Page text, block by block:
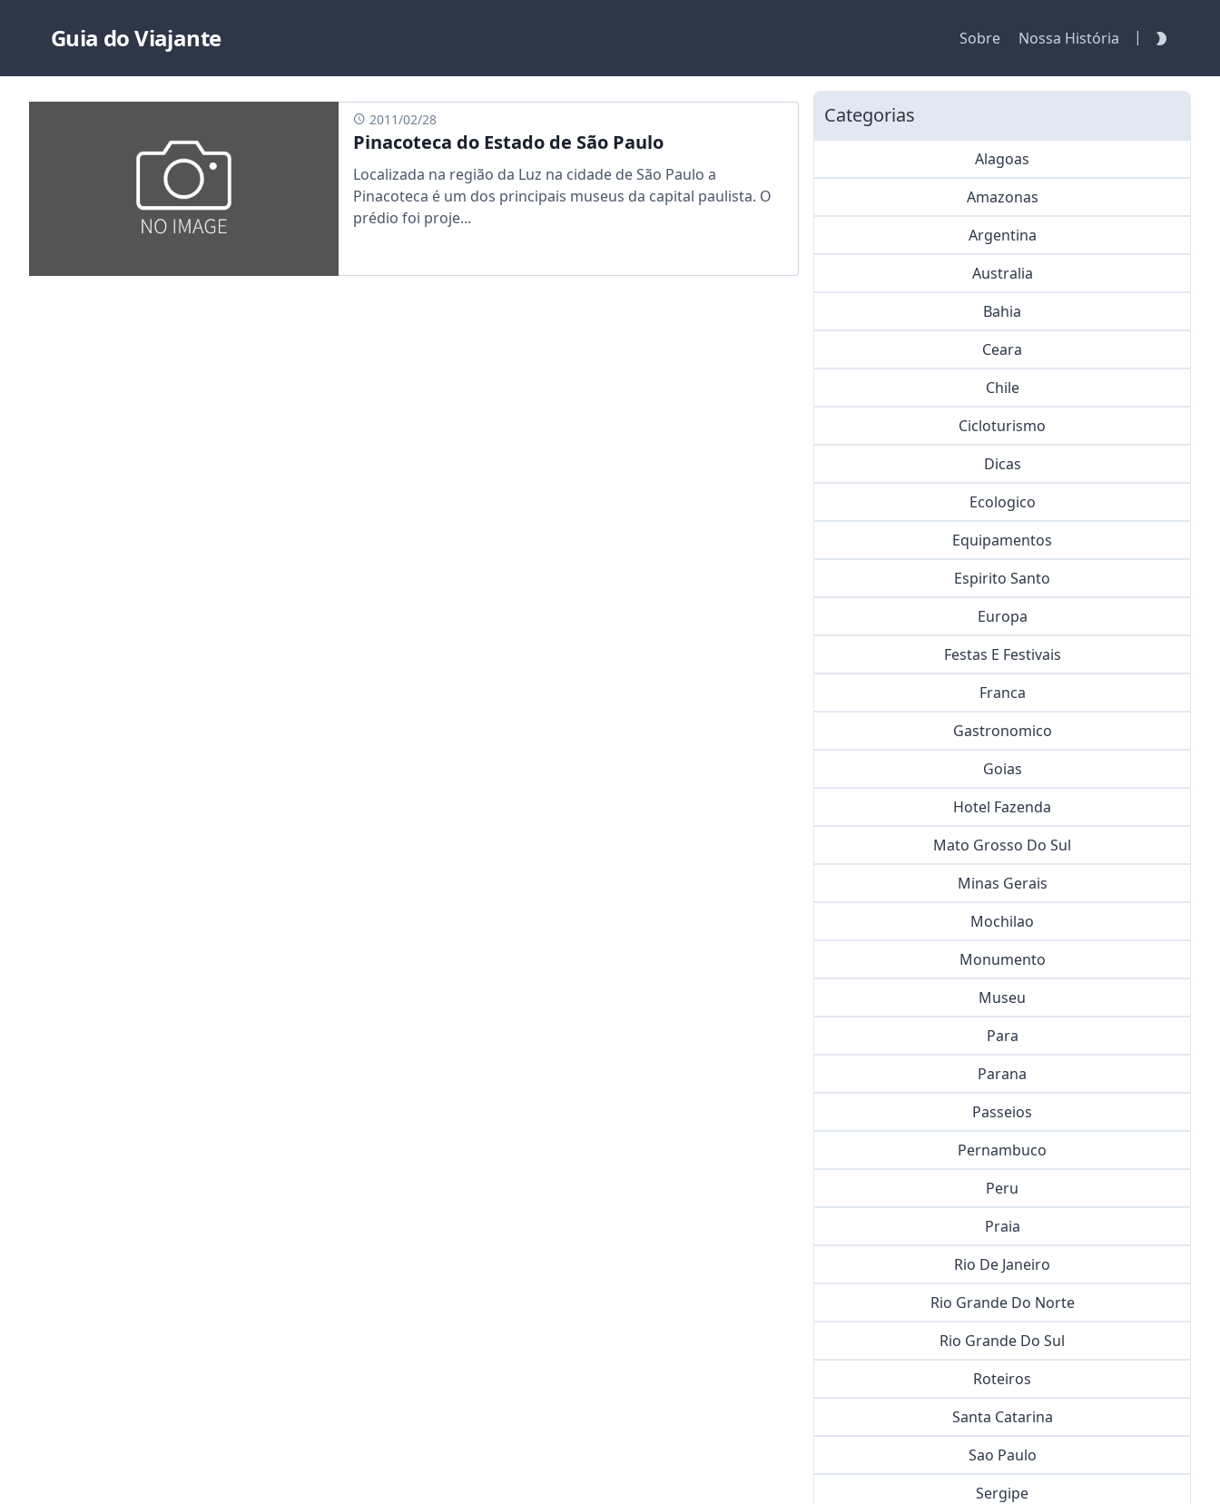
Guia do Viajante Sobre Nossa História |
2011/02/28
Pinacoteca do Estado de São Paulo
Localizada na região da Luz na cidade de São Paulo a
Pinacoteca é um dos principais museus da capital paulista. O
prédio foi proje...
Categorias
Alagoas
Amazonas
Argentina
Australia
Bahia
Ceara
Chile
Cicloturismo
Dicas
Ecologico
Equipamentos
Espirito Santo
Europa
Festas E Festivais
Franca
Gastronomico
Goias
Hotel Fazenda
Mato Grosso Do Sul
Minas Gerais
Mochilao
Monumento
Museu
Para
Parana
Passeios
Pernambuco
Peru
Praia
Rio De Janeiro
Rio Grande Do Norte
Rio Grande Do Sul
Roteiros
Santa Catarina
Sao Paulo
Sergipe